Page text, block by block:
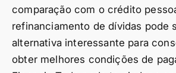
comparação com o crédito
refinanciamento de dívidas pode
alternativa interessante para
obter melhores condições de